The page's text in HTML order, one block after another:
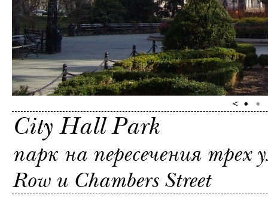
City Hall Park
парк на пересечения трех
Row и Chambers Street